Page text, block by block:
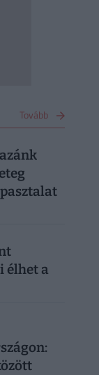
Tovább
élhet a